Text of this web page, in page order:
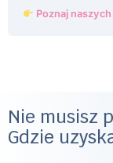
Poznaj
Nie musisz
Gdzie